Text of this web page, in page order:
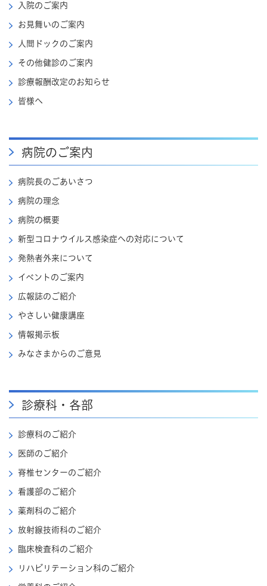
入院のご案内
お見舞いのご案内
人間ドックのご案内
その他健診のご案内
診療報酬改定のお知らせ
皆様へ
病院のご案内
病院長のごあいさつ
病院の理念
病院の概要
新型コロナウイルス感染症への対応について
発熱者外来について
イベントのご案内
広報誌のご紹介
やさしい健康講座
情報掲示板
みなさまからのご意見
診療科・各部
診療科のご紹介
医師のご紹介
脊椎センターのご紹介
看護部のご紹介
薬剤科のご紹介
放射線技術科のご紹介
臨床検査科のご紹介
リハビリテーション科のご紹介